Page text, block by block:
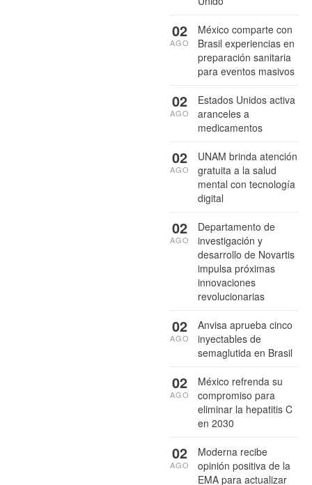
México comparte con
Brasil experiencias en
preparación sanitaria
para eventos masivos
02
AGO
Estados Unidos activa
aranceles a
medicamentos
02
AGO
UNAM brinda atención
gratuita a la salud
mental con tecnología
digital
02
AGO
Departamento de
investigación y
desarrollo de Novartis
impulsa próximas
innovaciones
revolucionarias
02
AGO
Anvisa aprueba cinco
inyectables de
semaglutida en Brasil
02
AGO
México refrenda su
compromiso para
eliminar la hepatitis C
en 2030
02
AGO
Moderna recibe
opinión positiva de la
EMA para actualizar
02
AGO